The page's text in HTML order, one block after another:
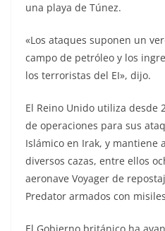
una playa de Túnez.
«Los ataques suponen un
campo de petróleo y los
los terroristas del EI», dijo.
El Reino Unido utiliza desde
de operaciones para sus
Islámico en Irak, y mantiene
diversos cazas, entre ellos
aeronave Voyager de
Predator armados con